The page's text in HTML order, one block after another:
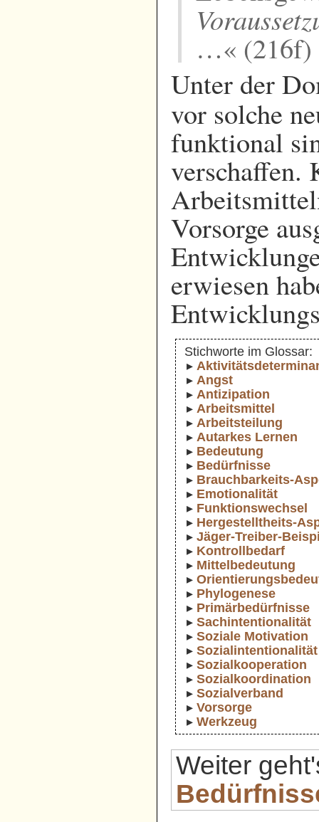
…« (216f)
Unter der
vor solche
funktional
verschaffen.
Vorsorge
erwiesen
Stichworte im Glossar:
Angst
Antizipation
Arbeitsmittel
Arbeitsteilung
Autarkes Lernen
Bedeutung
Bedürfnisse
Brauchbarkeits-
Emotionalität
Funktionswechsel
Hergestelltheits-
Jäger-Treiber-
Kontrollbedarf
Mittelbedeutung
Phylogenese
Primärbedürfnisse
Sachintentionalität
Soziale Motivation
Sozialintentionalität
Sozialkooperation
Sozialkoordination
Sozialverband
Vorsorge
Werkzeug
Weiter